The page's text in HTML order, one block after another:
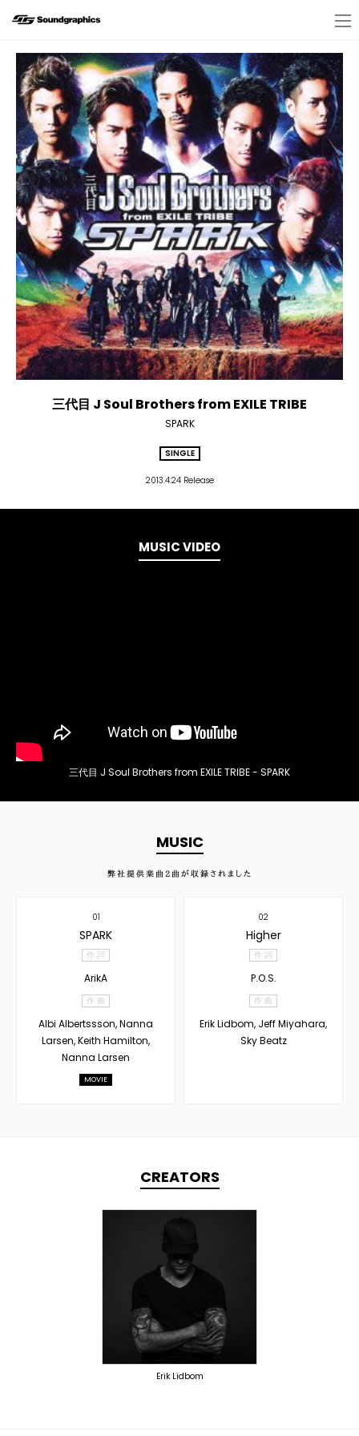
三代目 J Soul Brothers from EXILE TRIBE
SPARK
SINGLE
2013.4.24 Release
MUSIC VIDEO
三代目 J Soul Brothers from EXILE TRIBE - SPARK
MUSIC
弊社提供楽曲 2 曲が収録されました
01
SPARK
作 詞
ArikA
作 曲
Albi Albertssson, Nanna
Larsen, Keith Hamilton,
Nanna Larsen
MOVIE
02
Higher
作 詞
P.O.S.
作 曲
Erik Lidbom, Jeff Miyahara,
Sky Beatz
CREATORS
TOPLINER
PRODUCER
LYRICIST
OVERSEAS
Erik Lidbom